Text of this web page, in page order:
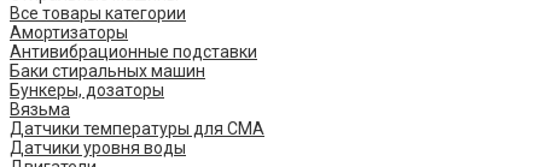
Все товары категории
Амортизаторы
Антивибрационные подставки
Баки стиральных машин
Бункеры, дозаторы
Вязьма
Датчики температуры для СМА
Датчики уровня воды